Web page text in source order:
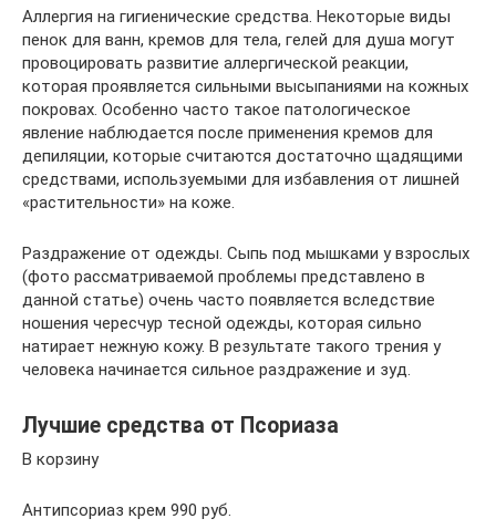
Аллергия на гигиенические средства. Некоторые виды
пенок для ванн, кремов для тела, гелей для душа могут
провоцировать развитие аллергической реакции,
которая проявляется сильными высыпаниями на кожных
покровах. Особенно часто такое патологическое
явление наблюдается после применения кремов для
депиляции, которые считаются достаточно щадящими
средствами, используемыми для избавления от лишней
«растительности» на коже.
Раздражение от одежды. Сыпь под мышками у взрослых
(фото рассматриваемой проблемы представлено в
данной статье) очень часто появляется вследствие
ношения чересчур тесной одежды, которая сильно
натирает нежную кожу. В результате такого трения у
человека начинается сильное раздражение и зуд.
Лучшие средства от Псориаза
В корзину
Антипсориаз крем 990 руб.